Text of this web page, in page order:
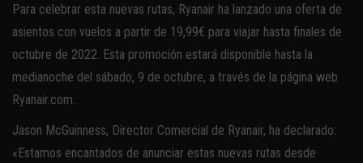
Para celebrar esta nuevas rutas, Ryanair ha lanzado una oferta de
asientos con vuelos a partir de 19,99€ para viajar hasta finales de
octubre de 2022. Esta promoción estará disponible hasta la
medianoche del sábado, 9 de octubre, a través de la página web
Ryanair.com.
Jason McGuinness, Director Comercial de Ryanair, ha declarado:
«Estamos encantados de anunciar estas nuevas rutas desde